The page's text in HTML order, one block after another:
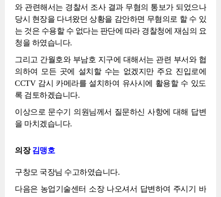
와 관련해서는 경찰서 조사 결과 무혐의 통보가 되었으나
당시 현장을 다녀왔던 상황을 감안하면 무혐의로 할 수 있
는 것은 수용할 수 없다는 판단에 따라 경찰청에 재심의 요
청을 하였습니다.
그리고 간월호와 부남호 지구에 대해서는 관련 부서와 협
의하여 모든 곳에 설치할 수는 없겠지만 주요 진입로에
CCTV 감시 카메라를 설치하여 유사시에 활용할 수 있도
록 검토하겠습니다.
이상으로 문수기 의원님께서 질문하신 사항에 대해 답변
을 마치겠습니다.
의장김맹호
구창모 국장님 수고하였습니다.
다음은 농업기술센터 소장 나오셔서 답변하여 주시기 바